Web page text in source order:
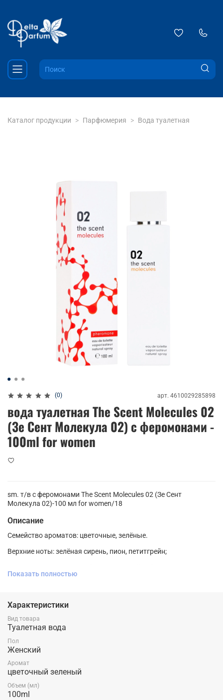
Каталог продукции Парфюмерия Вода туалетная
(0) арт. 4610029285898
вода туалетная The Scent Molecules 02
(Зе Сент Молекула 02) с феромонами -
100ml for women
sm. т/в с феромонами The Scent Molecules 02 (Зе Сент
Молекула 02)-100 мл for women/18
Описание
Семейство ароматов: цветочные, зелёные.
Верхние ноты: зелёная сирень, пион, петитгрейн;
Показать полностью
Характеристики
Вид товара
Туалетная вода
Пол
Женский
Аромат
цветочный зеленый
Объем (мл)
100ml